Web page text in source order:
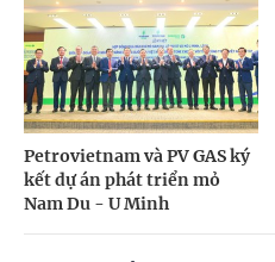
Petrovietnam và PV GAS ký
kết dự án phát triển mỏ
Nam Du - U Minh